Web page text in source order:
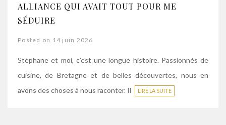
ALLIANCE QUI AVAIT TOUT POUR ME
SÉDUIRE
Posted on 14 juin 2026
Stéphane et moi, c’est une longue histoire. Passionnés de
cuisine, de Bretagne et de belles découvertes, nous en
avons des choses à nous raconter. Il
LIRE LA SUITE